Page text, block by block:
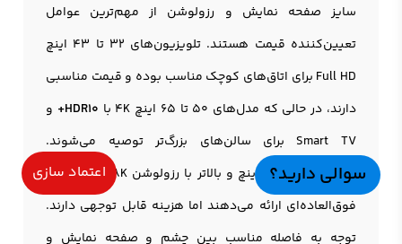
سایز صفحه نمایش و رزولوشن از مهم‌ترین عوامل
تعیین‌کننده قیمت هستند. تلویزیون‌های 32 تا 43 اینچ
Full HD برای اتاق‌های کوچک مناسب بوده و قیمت مناسبی
دارند، در حالی که مدل‌های 50 تا 65 اینچ 4K با
HDR10+
و
Smart TV برای سالن‌های بزرگ‌تر توصیه می‌شوند.
تلویزیون‌های 75 اینچ و بالاتر با رزولوشن 8K تجربه بصری
فوق‌العاده‌ای ارائه می‌دهند اما هزینه قابل توجهی دارند.
توجه به فاصله مناسب بین چشم و صفحه نمایش و
سوالی دارید؟ اعتماد سازی